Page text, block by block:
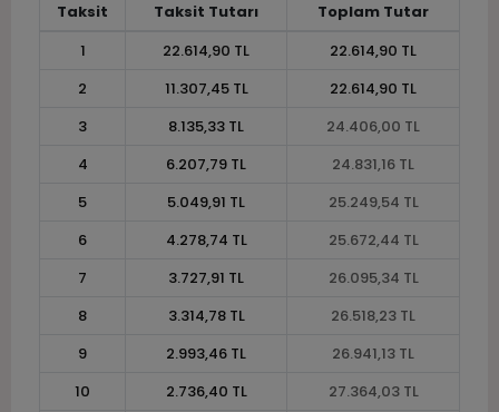
Taksit Taksit Tutarı
Toplam Tutar
1
22.614,90 TL
22.614,90 TL
2
11.307,45 TL
22.614,90 TL
3
8.135,33 TL
24.406,00 TL
4
6.207,79 TL
24.831,16 TL
5
5.049,91 TL
25.249,54 TL
6
4.278,74 TL
25.672,44 TL
7
3.727,91 TL
26.095,34 TL
8
3.314,78 TL
26.518,23 TL
9
2.993,46 TL
26.941,13 TL
10
2.736,40 TL
27.364,03 TL